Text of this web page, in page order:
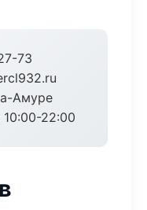
73
Амуре
22:00